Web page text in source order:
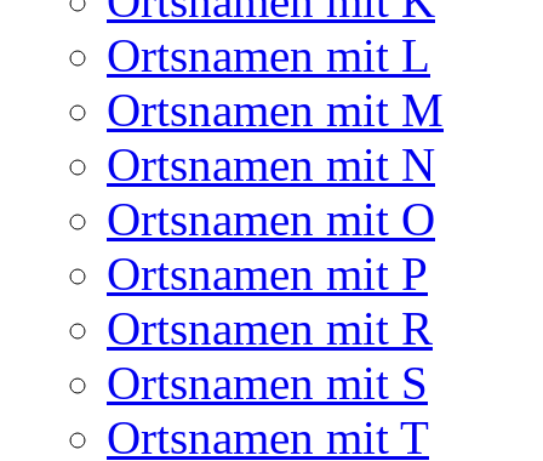
Ortsnamen mit L
Ortsnamen mit M
Ortsnamen mit N
Ortsnamen mit O
Ortsnamen mit P
Ortsnamen mit R
Ortsnamen mit S
Ortsnamen mit T